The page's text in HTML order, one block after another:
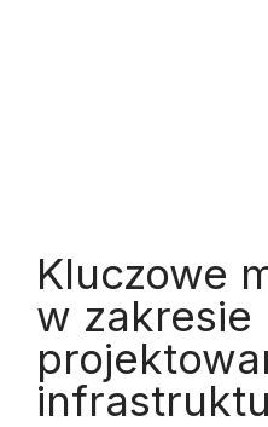
Kluczowe
w zakresie